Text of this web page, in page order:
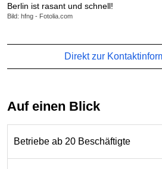
Berlin ist rasant und schnell!
Bild: hfng - Fotolia.com
Direkt zur
Auf einen Blick
Betriebe ab 20 Beschäftigte